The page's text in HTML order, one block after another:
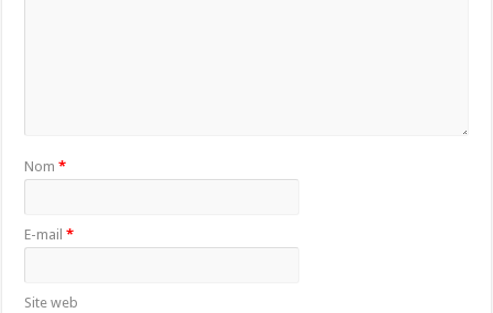
Nom*
E-mail*
Site web